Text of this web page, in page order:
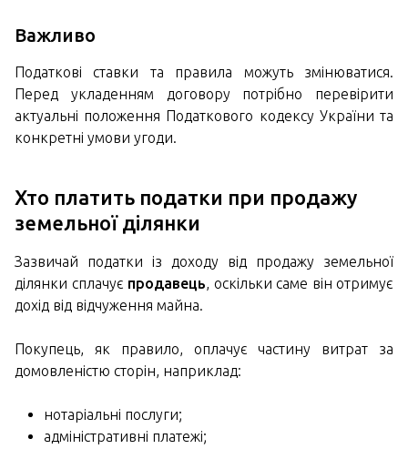
Важливо
Податкові ставки та правила можуть змінюватися.
Перед укладенням договору потрібно перевірити
актуальні положення Податкового кодексу України та
конкретні умови угоди.
Хто платить податки при продажу
земельної ділянки
Зазвичай податки із доходу від продажу земельної
ділянки сплачує продавець, оскільки саме він отримує
дохід від відчуження майна.
Покупець, як правило, оплачує частину витрат за
домовленістю сторін, наприклад:
нотаріальні послуги;
адміністративні платежі;